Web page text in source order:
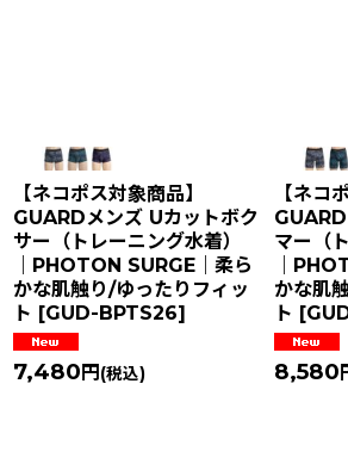
【ネコポス対象商品】
GUARDメンズ Uカットボク
サー（トレーニング水着）
｜PHOTON SURGE｜柔ら
かな肌触り/ゆったりフィッ
ト [GUD-BPTS26]
7,480 円 (税込)
【ネコ
マー（
｜
かな肌
ト [
8,580